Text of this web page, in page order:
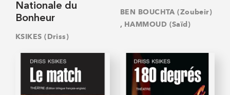
Nationale du
Bonheur
KSIKES (Driss)
BEN BOUCHTA (Zoubeir)
, HAMMOUD (Saïd)